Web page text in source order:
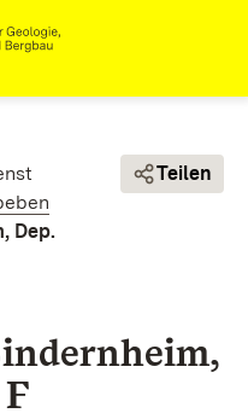
Dep.
Teilen